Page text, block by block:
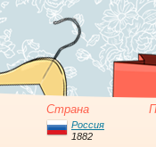
Страна
Россия
1882